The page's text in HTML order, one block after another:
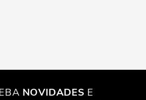
NOVIDADES E